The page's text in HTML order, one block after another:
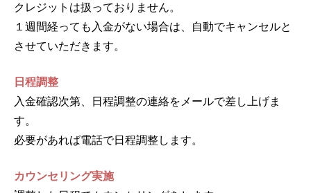
クレジットは扱っておりません。
１週間経っても入金がない場合は、自動でキャンセルと
させていただきます。
日程調整
入金確認次第、日程調整の連絡をメールで差し上げま
す。
必要があれば電話で日程調整します。
カウンセリング実施